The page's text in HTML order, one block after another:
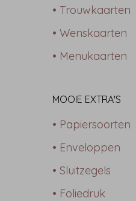
• Trouwkaarten
• Wenskaarten
• Menukaarten
MOOIE EXTRA'S
• Papiersoorten
• Enveloppen
• Sluitzegels
• Foliedruk